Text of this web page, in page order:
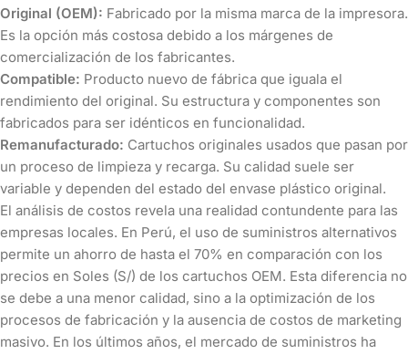
Original (OEM): Fabricado por la misma marca de la impresora.
Es la opción más costosa debido a los márgenes de
comercialización de los fabricantes.
Compatible: Producto nuevo de fábrica que iguala el
rendimiento del original. Su estructura y componentes son
fabricados para ser idénticos en funcionalidad.
Remanufacturado: Cartuchos originales usados que pasan por
un proceso de limpieza y recarga. Su calidad suele ser
variable y dependen del estado del envase plástico original.
El análisis de costos revela una realidad contundente para las
empresas locales. En Perú, el uso de suministros alternativos
permite un ahorro de hasta el 70% en comparación con los
precios en Soles (S/) de los cartuchos OEM. Esta diferencia no
se debe a una menor calidad, sino a la optimización de los
procesos de fabricación y la ausencia de costos de marketing
masivo. En los últimos años, el mercado de suministros ha